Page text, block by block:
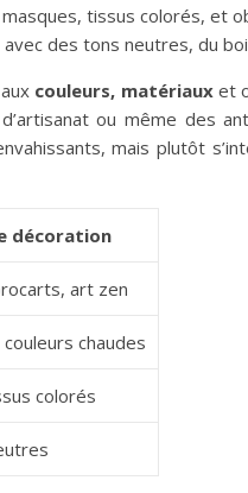
tissus colorés, et
avec des tons neutres, du
couleurs, matériauxet
ou même des
mais plutôt
décoration
art zen
chaudes
colorés